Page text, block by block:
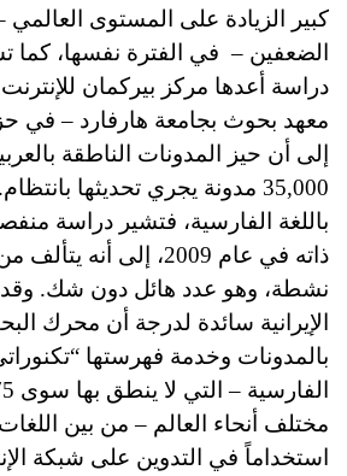
كبير الزيادة على المستوى العالمي
الضعفين – في الفترة نفسها، كما
دراسة أعدها مركز بيركمان
إلى أن حيز المدونات الناطقة
35,000 مدونة يجري تحديثها
باللغة الفارسية، فتشير دراسة
نشطة، وهو عدد هائل دون شك.
الإيرانية سائدة لدرجة أن محرك
بالمدونات وخدمة فهرستها
مختلف أنحاء العالم – من بين اللغات
استخداماً في التدوين على شبكة